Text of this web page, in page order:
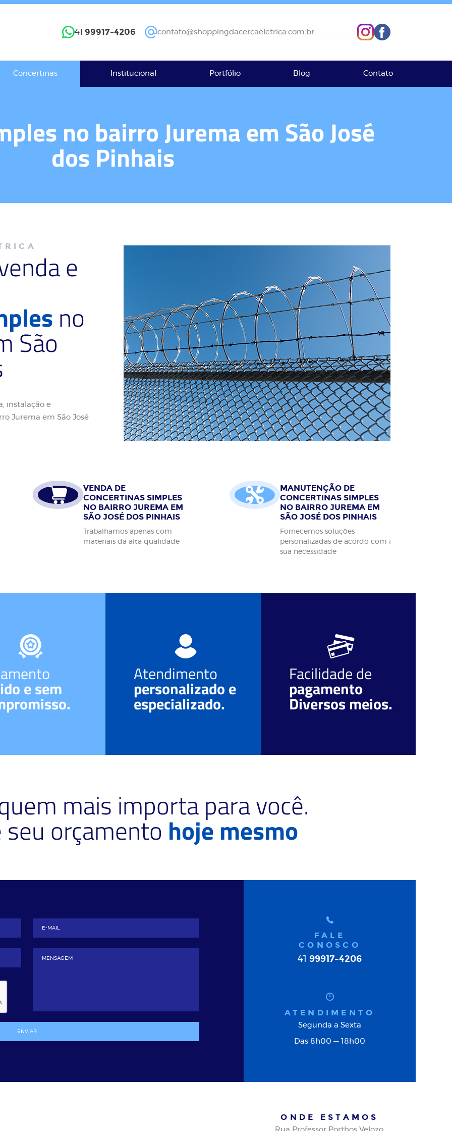
41 99917-4206 contato@shoppingdacercaeletrica.com.br
Concertinas Institucional Portfólio Blog Contato
no bairro Jurema em São José
dos Pinhais
e
no
São
instalação e
Jurema em São José
VENDA DE
CONCERTINAS SIMPLES
NO BAIRRO JUREMA EM
SÃO JOSÉ DOS PINHAIS
Trabalhamos apenas com
materiais da alta qualidade
MANUTENÇÃO DE
CONCERTINAS SIMPLES
NO BAIRRO JUREMA EM
SÃO JOSÉ DOS PINHAIS
Fornecemos soluções
personalizadas de acordo com a
sua necessidade
e sem
Atendimento
personalizado e
especializado.
Facilidade de
pagamento
Diversos meios.
mais importa para você.
seu orçamento hoje mesmo
ENVIAR
FALE
CONOSCO
41 99917-4206
ATENDIMENTO
Segunda a Sexta
Das 8h00 — 18h00
ONDE ESTAMOS